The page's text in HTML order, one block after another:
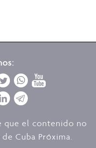
que el contenido no
Cuba Próxima.